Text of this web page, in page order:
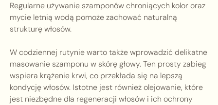
Regularne używanie szamponów chroniących kolor oraz
mycie letnią wodą pomoże zachować naturalną
strukturę włosów.
W codziennej rutynie warto także wprowadzić delikatne
masowanie szamponu w skórę głowy. Ten prosty zabieg
wspiera krążenie krwi, co przekłada się na lepszą
kondycję włosów. Istotne jest również olejowanie, które
jest niezbędne dla regeneracji włosów i ich ochrony